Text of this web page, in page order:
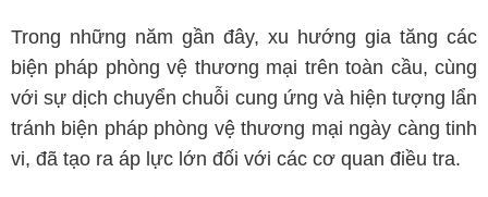
Trong những năm gần đây, xu hướng gia tăng các
biện pháp phòng vệ thương mại trên toàn cầu, cùng
với sự dịch chuyển chuỗi cung ứng và hiện tượng lẩn
tránh biện pháp phòng vệ thương mại ngày càng tinh
vi, đã tạo ra áp lực lớn đối với các cơ quan điều tra.